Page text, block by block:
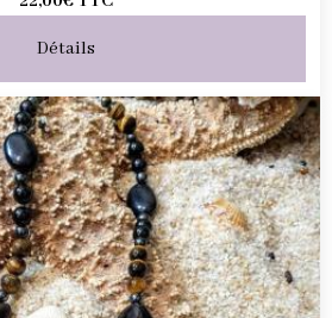
Détails